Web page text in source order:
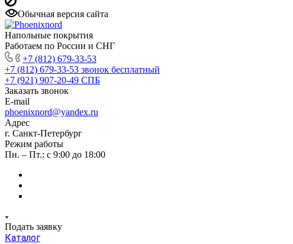
Обычная версия сайта
Напольные покрытия
Работаем по России и СНГ
+7 (812) 679-33-53
+7 (812) 679-33-53 звонок бесплатный
+7 (921) 907-20-49 СПБ
Заказать звонок
E-mail
phoenixnord@yandex.ru
Адрес
г. Санкт-Петербург
Режим работы
Пн. – Пт.: с 9:00 до 18:00
Подать заявку
Каталог